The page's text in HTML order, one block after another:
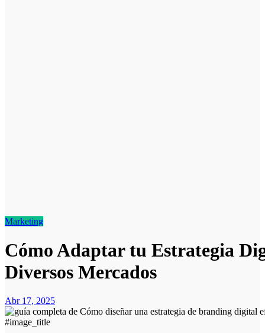
Marketing
Cómo Adaptar tu Estrategia
Diversos Mercados
Abr 17, 2025
#image_title